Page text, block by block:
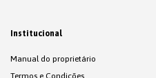
Institucional
Manual do proprietário